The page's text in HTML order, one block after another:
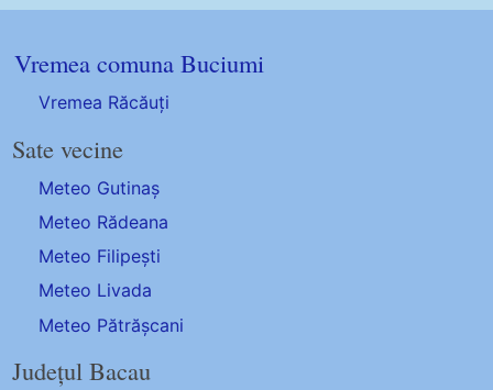
Vremea comuna Buciumi
Vremea Răcăuți
Sate vecine
Meteo Gutinaș
Meteo Rădeana
Meteo Filipești
Meteo Livada
Meteo Pătrășcani
Județul Bacau